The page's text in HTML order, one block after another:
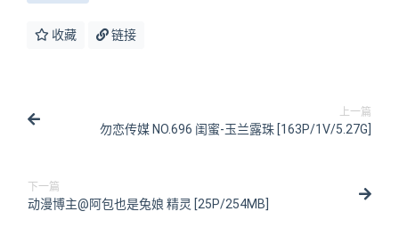
收藏 链接
上一篇
勿恋传媒 NO.696 闺蜜-玉兰露珠 [163P/1V/5.27G]
下一篇
动漫博主@阿包也是兔娘 精灵 [25P/254MB]